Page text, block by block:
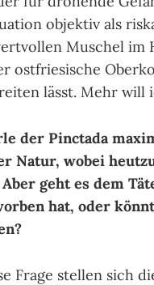
objektiv als
Muschel im
ostfriesische
lässt. Mehr will
der Pinctada
Natur, wobei
geht es dem
hat, oder
Frage stellen sich